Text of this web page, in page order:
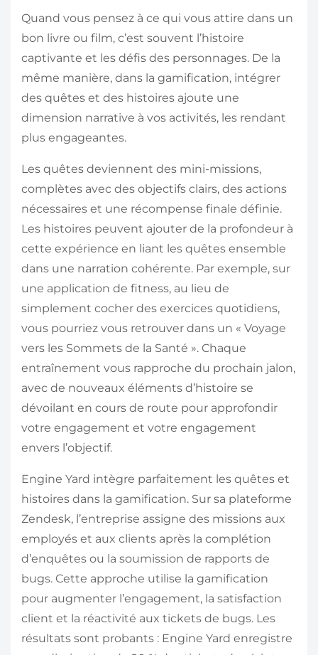
Quand vous pensez à ce qui vous attire dans un
bon livre ou film, c’est souvent l’histoire
captivante et les défis des personnages. De la
même manière, dans la gamification, intégrer
des quêtes et des histoires ajoute une
dimension narrative à vos activités, les rendant
plus engageantes.
Les quêtes deviennent des mini-missions,
complètes avec des objectifs clairs, des actions
nécessaires et une récompense finale définie.
Les histoires peuvent ajouter de la profondeur à
cette expérience en liant les quêtes ensemble
dans une narration cohérente. Par exemple, sur
une application de fitness, au lieu de
simplement cocher des exercices quotidiens,
vous pourriez vous retrouver dans un « Voyage
vers les Sommets de la Santé ». Chaque
entraînement vous rapproche du prochain jalon,
avec de nouveaux éléments d’histoire se
dévoilant en cours de route pour approfondir
votre engagement et votre engagement
envers l’objectif.
Engine Yard intègre parfaitement les quêtes et
histoires dans la gamification. Sur sa plateforme
Zendesk, l’entreprise assigne des missions aux
employés et aux clients après la complétion
d’enquêtes ou la soumission de rapports de
bugs. Cette approche utilise la gamification
pour augmenter l’engagement, la satisfaction
client et la réactivité aux tickets de bugs. Les
résultats sont probants : Engine Yard enregistre